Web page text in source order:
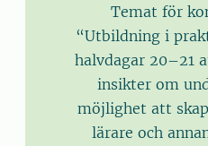
Temat för
“Utbildning i
halvdagar 20–21
insikter om
möjlighet att
lärare och